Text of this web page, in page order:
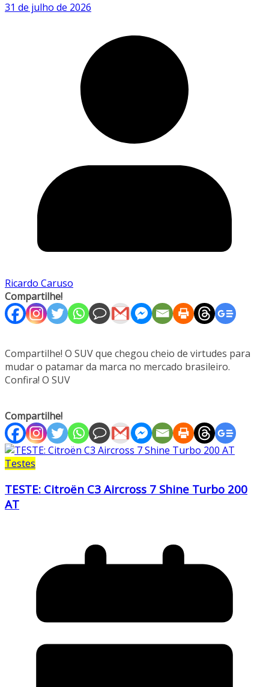
31 de julho de 2026
Ricardo Caruso
Compartilhe!
Compartilhe! O SUV que chegou cheio de virtudes para
mudar o patamar da marca no mercado brasileiro.
Confira! O SUV
Compartilhe!
Testes
TESTE: Citroën C3 Aircross 7 Shine Turbo 200
AT